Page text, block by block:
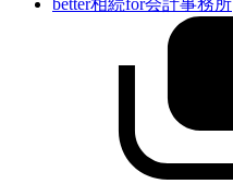
better相続for会計事務所